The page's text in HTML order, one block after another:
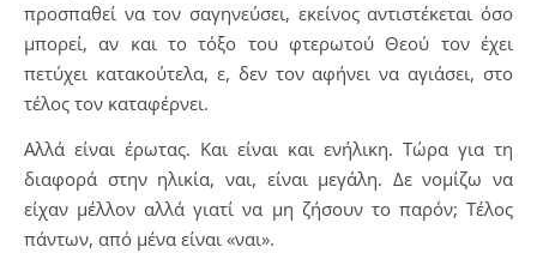
προσπαθεί να τον σαγηνεύσει, εκείνος αντιστέκεται όσο
μπορεί, αν και το τόξο του φτερωτού Θεού τον έχει
πετύχει κατακούτελα, ε, δεν τον αφήνει να αγιάσει, στο
τέλος τον καταφέρνει.
Αλλά είναι έρωτας. Και είναι και ενήλικη. Τώρα για τη
διαφορά στην ηλικία, ναι, είναι μεγάλη. Δε νομίζω να
είχαν μέλλον αλλά γιατί να μη ζήσουν το παρόν; Τέλος
πάντων, από μένα είναι «ναι».